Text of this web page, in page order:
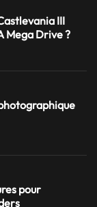
III
Mega Drive ?
pour